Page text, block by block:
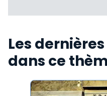
Les
dans ce